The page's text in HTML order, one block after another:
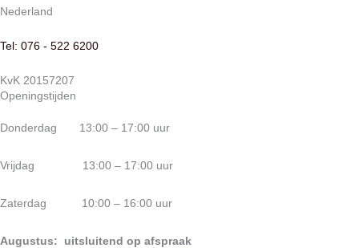
Nederland
Tel: 076 - 522 6200
KvK 20157207
Openingstijden
Donderdag 13:00 – 17:00 uur
Vrijdag 13:00 – 17:00 uur
Zaterdag 10:00 – 16:00 uur
Augustus: uitsluitend op afspraak